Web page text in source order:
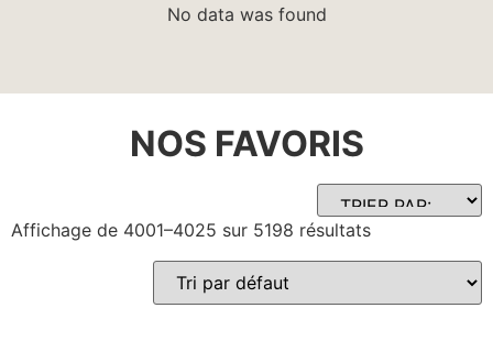
No data was found
NOS FAVORIS
Affichage de 4001–4025 sur 5198 résultats